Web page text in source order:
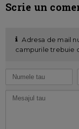
Scrie un
Adresa de mail
campurile trebuie